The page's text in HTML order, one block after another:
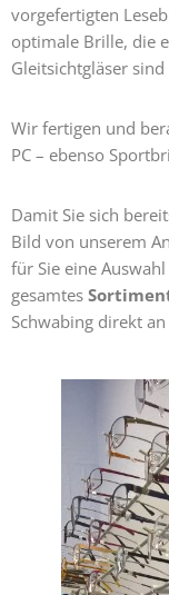
vorgefertigten
optimale Brille, die
Gleitsichtgläser
Wir fertigen und
PC – ebenso
Damit Sie sich
Bild von unserem
für Sie eine
gesamtes
Schwabing direkt